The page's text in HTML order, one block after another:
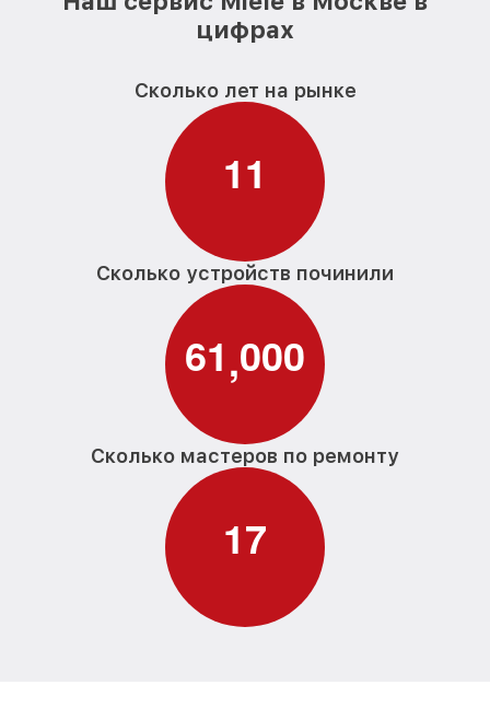
цифрах
Сколько лет на рынке
11
Сколько устройств починили
61,000
Сколько мастеров по ремонту
17